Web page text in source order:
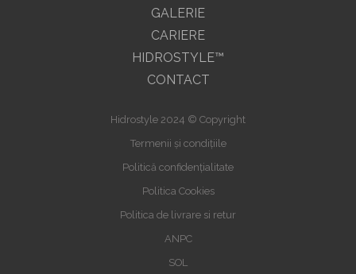
GALERIE
CARIERE
HIDROSTYLE™
CONTACT
Hidrostyle 2024 © Copyright
Termenii și condițiile
Politică confidențialitate
Politica Cookies
Politica de livrare si retur
ANPC
SOL